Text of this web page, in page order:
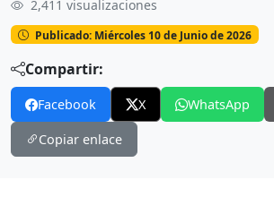
2,411 visualizaciones
Publicado: Miércoles 10 de Junio de 2026
Compartir:
Facebook X WhatsApp
Copiar enlace